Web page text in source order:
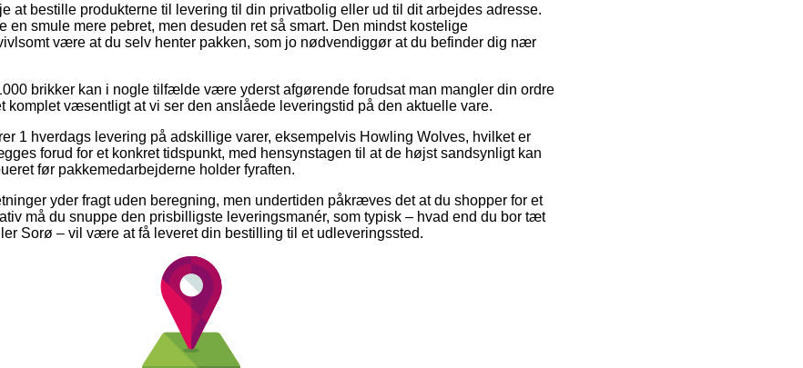
at bestille produkterne til levering til din privatbolig eller ud til dit arbejdes adresse.
en smule mere pebret, men desuden ret så smart. Den mindst kostelige
være at du selv henter pakken, som jo nødvendiggør at du befinder dig nær
brikker kan i nogle tilfælde være yderst afgørende forudsat man mangler din ordre
komplet væsentligt at vi ser den anslåede leveringstid på den aktuelle vare.
1 hverdags levering på adskillige varer, eksempelvis Howling Wolves, hvilket er
forud for et konkret tidspunkt, med hensynstagen til at de højst sandsynligt kan
før pakkemedarbejderne holder fyraften.
yder fragt uden beregning, men undertiden påkræves det at du shopper for et
må du snuppe den prisbilligste leveringsmanér, som typisk – hvad end du bor tæt
Sorø – vil være at få leveret din bestilling til et udleveringssted.